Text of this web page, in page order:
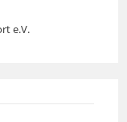
e.V.Opens